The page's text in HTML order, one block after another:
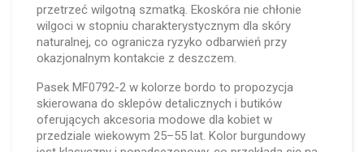
przetrzeć wilgotną szmatką. Ekoskóra nie chłonie
wilgoci w stopniu charakterystycznym dla skóry
naturalnej, co ogranicza ryzyko odbarwień przy
okazjonalnym kontakcie z deszczem.
Pasek MF0792-2 w kolorze bordo to propozycja
skierowana do sklepów detalicznych i butików
oferujących akcesoria modowe dla kobiet w
przedziale wiekowym 25–55 lat. Kolor burgundowy